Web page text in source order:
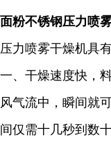
面粉不锈钢压力喷
压力喷雾干燥机具
一、干燥速度快，
风气流中，瞬间就
间仅需十几秒到数